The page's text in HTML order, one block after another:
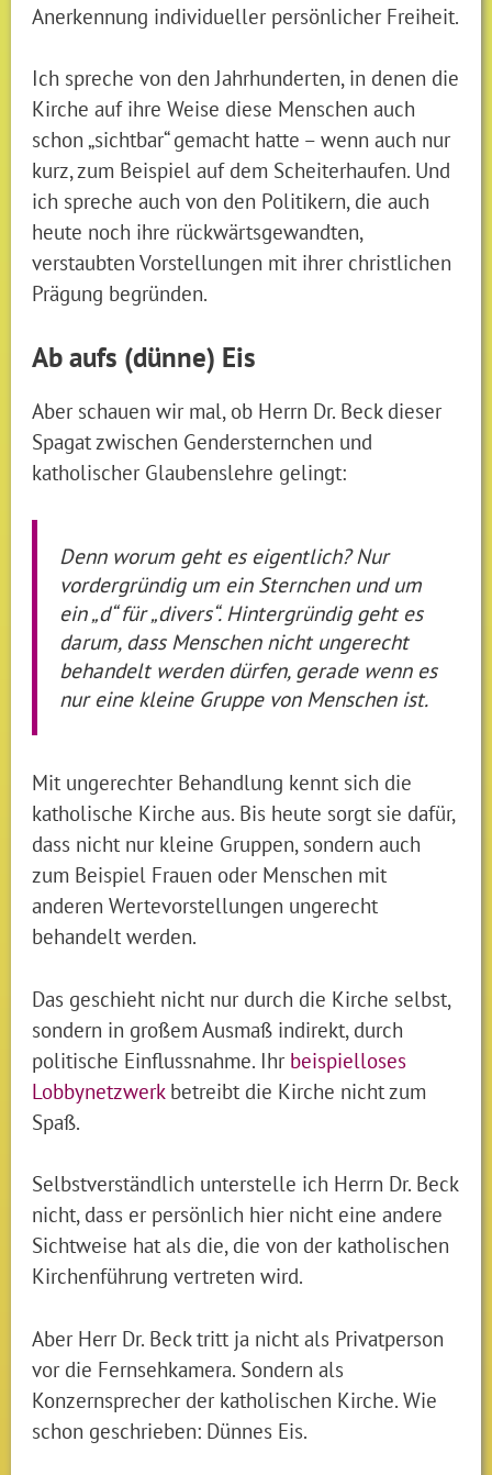
Anerkennung individueller persönlicher Freiheit.
Ich spreche von den Jahrhunderten, in denen die
Kirche auf ihre Weise diese Menschen auch
schon „sichtbar“ gemacht hatte – wenn auch nur
kurz, zum Beispiel auf dem Scheiterhaufen. Und
ich spreche auch von den Politikern, die auch
heute noch ihre rückwärtsgewandten,
verstaubten Vorstellungen mit ihrer christlichen
Prägung begründen.
Ab aufs (dünne) Eis
Aber schauen wir mal, ob Herrn Dr. Beck dieser
Spagat zwischen Gendersternchen und
katholischer Glaubenslehre gelingt:
Denn worum geht es eigentlich? Nur
vordergründig um ein Sternchen und um
ein „d“ für „divers“. Hintergründig geht es
darum, dass Menschen nicht ungerecht
behandelt werden dürfen, gerade wenn es
nur eine kleine Gruppe von Menschen ist.
Mit ungerechter Behandlung kennt sich die
katholische Kirche aus. Bis heute sorgt sie dafür,
dass nicht nur kleine Gruppen, sondern auch
zum Beispiel Frauen oder Menschen mit
anderen Wertevorstellungen ungerecht
behandelt werden.
Das geschieht nicht nur durch die Kirche selbst,
sondern in großem Ausmaß indirekt, durch
politische Einflussnahme. Ihr beispielloses
Lobbynetzwerkbetreibt die Kirche nicht zum
Spaß.
Selbstverständlich unterstelle ich Herrn Dr. Beck
nicht, dass er persönlich hier nicht eine andere
Sichtweise hat als die, die von der katholischen
Kirchenführung vertreten wird.
Aber Herr Dr. Beck tritt ja nicht als Privatperson
vor die Fernsehkamera. Sondern als
Konzernsprecher der katholischen Kirche. Wie
schon geschrieben: Dünnes Eis.